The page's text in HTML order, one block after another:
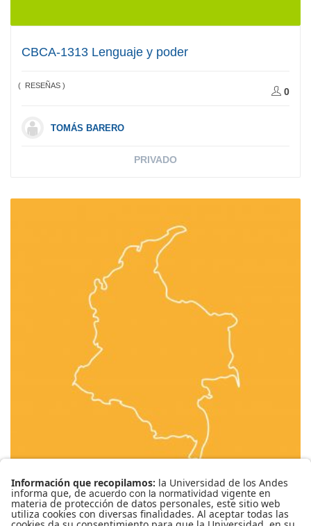
CBCA-1313 Lenguaje y poder
( RESEÑAS )
0
TOMÁS BARERO
PRIVADO
CBCO-1091 Colombia y su democracia